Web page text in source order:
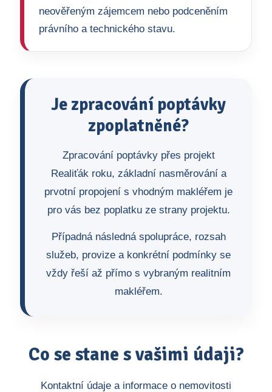
neověřeným zájemcem nebo podceněním
právního a technického stavu.
Je zpracování poptávky
zpoplatněné?
Zpracování poptávky přes projekt
Realiťák roku, základní nasměrování a
prvotní propojení s vhodným makléřem je
pro vás bez poplatku ze strany projektu.
Případná následná spolupráce, rozsah
služeb, provize a konkrétní podmínky se
vždy řeší až přímo s vybraným realitním
makléřem.
Co se stane s vašimi údaji?
Kontaktní údaje a informace o nemovitosti